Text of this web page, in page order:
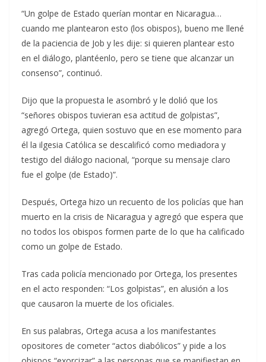
“Un golpe de Estado querían montar en Nicaragua…
cuando me plantearon esto (los obispos), bueno me llené
de la paciencia de Job y les dije: si quieren plantear esto
en el diálogo, plantéenlo, pero se tiene que alcanzar un
consenso”, continuó.
Dijo que la propuesta le asombró y le dolió que los
“señores obispos tuvieran esa actitud de golpistas”,
agregó Ortega, quien sostuvo que en ese momento para
él la ilgesia Católica se descalificó como mediadora y
testigo del diálogo nacional, “porque su mensaje claro
fue el golpe (de Estado)”.
Después, Ortega hizo un recuento de los policías que han
muerto en la crisis de Nicaragua y agregó que espera que
no todos los obispos formen parte de lo que ha calificado
como un golpe de Estado.
Tras cada policía mencionado por Ortega, los presentes
en el acto responden: “Los golpistas”, en alusión a los
que causaron la muerte de los oficiales.
En sus palabras, Ortega acusa a los manifestantes
opositores de cometer “actos diabólicos” y pide a los